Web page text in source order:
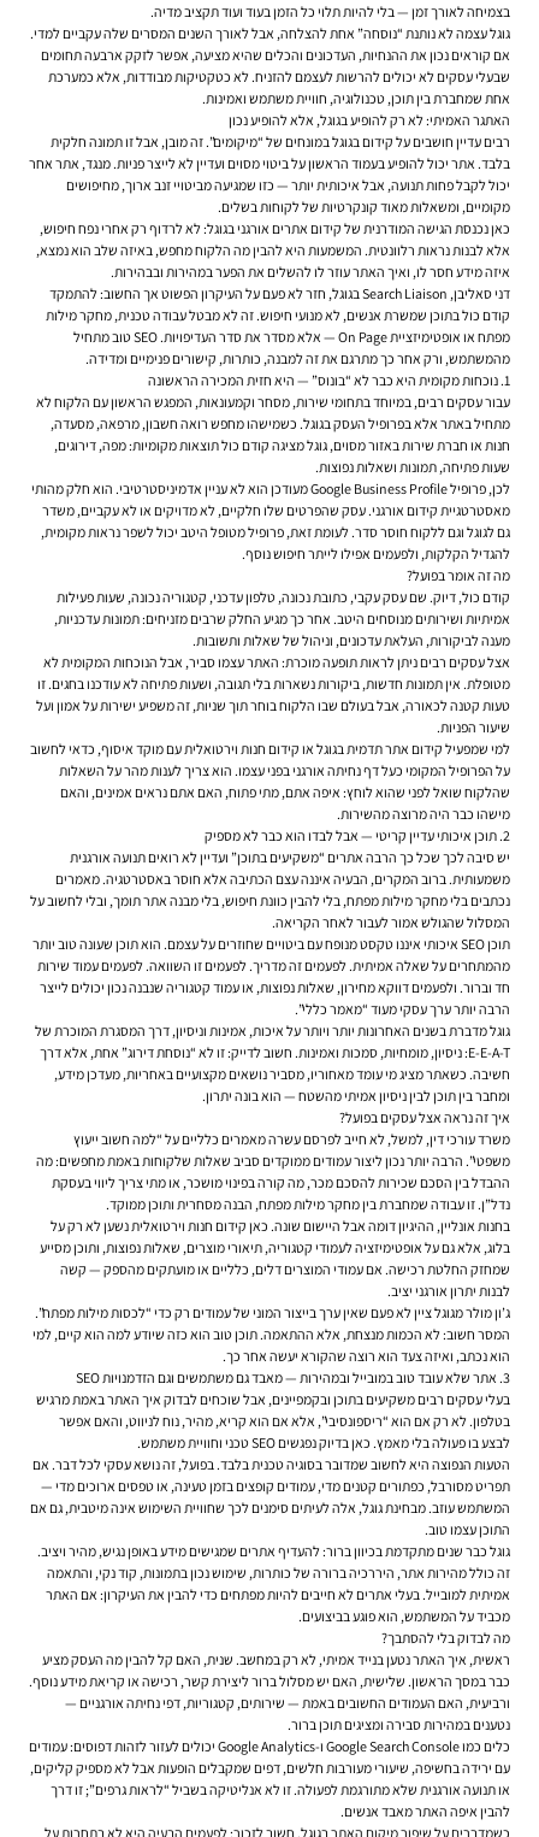
בצמיחה לאורך זמן — בלי להיות תלוי כל הזמן בעוד ועוד תקציב מדיה.
גוגל עצמה לא נותנת “נוסחה” אחת להצלחה, אבל לאורך השנים המסרים שלה עקביים למדי.
אם קוראים נכון את ההנחיות, העדכונים והכלים שהיא מציעה, אפשר לזקק ארבעה תחומים
שבעלי עסקים לא יכולים להרשות לעצמם להזניח. לא כטקטיקות מבודדות, אלא כמערכת
אחת שמחברת בין תוכן, טכנולוגיה, חוויית משתמש ואמינות.
האתגר האמיתי: לא רק להופיע בגוגל, אלא להופיע נכון
רבים עדיין חושבים על קידום בגוגל במונחים של “מיקומים”. זה מובן, אבל זו תמונה חלקית
בלבד. אתר יכול להופיע בעמוד הראשון על ביטוי מסוים ועדיין לא לייצר פניות. מנגד, אתר אחר
יכול לקבל פחות תנועה, אבל איכותית יותר — כזו שמגיעה מביטויי זנב ארוך, מחיפושים
מקומיים, ומשאלות מאוד קונקרטיות של לקוחות בשלים.
כאן נכנסת הגישה המודרנית של קידום אתרים אורגני בגוגל: לא לרדוף רק אחרי נפח חיפוש,
אלא לבנות נראות רלוונטית. המשמעות היא להבין מה הלקוח מחפש, באיזה שלב הוא נמצא,
איזה מידע חסר לו, ואיך האתר עוזר לו להשלים את הפער במהירות ובבהירות.
דני סאליבן, Search Liaison בגוגל, חזר לא פעם על העיקרון הפשוט אך החשוב: להתמקד
קודם כול בתוכן שמשרת אנשים, לא מנועי חיפוש. זה לא מבטל עבודה טכנית, מחקר מילות
מפתח או אופטימיזציית On Page — אלא מסדר את סדר העדיפויות. SEO טוב מתחיל
מהמשתמש, ורק אחר כך מתרגם את זה למבנה, כותרות, קישורים פנימיים ומדידה.
1. נוכחות מקומית היא כבר לא “בונוס” — היא חזית המכירה הראשונה
עבור עסקים רבים, במיוחד בתחומי שירות, מסחר וקמעונאות, המפגש הראשון עם הלקוח לא
מתחיל באתר אלא בפרופיל העסק בגוגל. כשמישהו מחפש רואה חשבון, מרפאה, מסעדה,
חנות או חברת שירות באזור מסוים, גוגל מציגה קודם כול תוצאות מקומיות: מפה, דירוגים,
שעות פתיחה, תמונות ושאלות נפוצות.
לכן, פרופיל Google Business Profile מעודכן הוא לא עניין אדמיניסטרטיבי. הוא חלק מהותי
מאסטרטגיית קידום אורגני. עסק שהפרטים שלו חלקיים, לא מדויקים או לא עקביים, משדר
גם לגוגל וגם ללקוח חוסר סדר. לעומת זאת, פרופיל מטופל היטב יכול לשפר נראות מקומית,
להגדיל הקלקות, ולפעמים אפילו לייתר חיפוש נוסף.
מה זה אומר בפועל?
קודם כול, דיוק. שם עסק עקבי, כתובת נכונה, טלפון עדכני, קטגוריה נכונה, שעות פעילות
אמיתיות ושירותים מנוסחים היטב. אחר כך מגיע החלק שרבים מזניחים: תמונות עדכניות,
מענה לביקורות, העלאת עדכונים, וניהול של שאלות ותשובות.
אצל עסקים רבים ניתן לראות תופעה מוכרת: האתר עצמו סביר, אבל הנוכחות המקומית לא
מטופלת. אין תמונות חדשות, ביקורות נשארות בלי תגובה, ושעות פתיחה לא עודכנו בחגים. זו
טעות קטנה לכאורה, אבל בעולם שבו הלקוח בוחר תוך שניות, זה משפיע ישירות על אמון ועל
שיעור הפניות.
למי שמפעיל קידום אתר תדמית בגוגל או קידום חנות וירטואלית עם מוקד איסוף, כדאי לחשוב
על הפרופיל המקומי כעל דף נחיתה אורגני בפני עצמו. הוא צריך לענות מהר על השאלות
שהלקוח שואל לפני שהוא לוחץ: איפה אתם, מתי פתוח, האם אתם נראים אמינים, והאם
מישהו כבר היה מרוצה מהשירות.
2. תוכן איכותי עדיין קריטי — אבל לבדו הוא כבר לא מספיק
יש סיבה לכך שכל כך הרבה אתרים “משקיעים בתוכן” ועדיין לא רואים תנועה אורגנית
משמעותית. ברוב המקרים, הבעיה איננה עצם הכתיבה אלא חוסר באסטרטגיה. מאמרים
נכתבים בלי מחקר מילות מפתח, בלי להבין כוונת חיפוש, בלי מבנה אתר תומך, ובלי לחשוב על
המסלול שהגולש אמור לעבור לאחר הקריאה.
תוכן SEO איכותי איננו טקסט מנופח עם ביטויים שחוזרים על עצמם. הוא תוכן שעונה טוב יותר
מהמתחרים על שאלה אמיתית. לפעמים זה מדריך. לפעמים זו השוואה. לפעמים עמוד שירות
חד וברור. ולפעמים דווקא מחירון, שאלות נפוצות, או עמוד קטגוריה שנבנה נכון יכולים לייצר
הרבה יותר ערך עסקי מעוד “מאמר כללי”.
גוגל מדברת בשנים האחרונות יותר ויותר על איכות, אמינות וניסיון, דרך המסגרת המוכרת של
E-E-A-T: ניסיון, מומחיות, סמכות ואמינות. חשוב לדייק: זו לא “נוסחת דירוג” אחת, אלא דרך
חשיבה. כשאתר מציג מי עומד מאחוריו, מסביר נושאים מקצועיים באחריות, מעדכן מידע,
ומחבר בין תוכן לבין ניסיון אמיתי מהשטח — הוא בונה יתרון.
איך זה נראה אצל עסקים בפועל?
משרד עורכי דין, למשל, לא חייב לפרסם עשרה מאמרים כלליים על “למה חשוב ייעוץ
משפטי”. הרבה יותר נכון ליצור עמודים ממוקדים סביב שאלות שלקוחות באמת מחפשים: מה
ההבדל בין הסכם שכירות להסכם מכר, מה קורה בפינוי מושכר, או מתי צריך ליווי בעסקת
נדל”ן. זו עבודה שמחברת בין מחקר מילות מפתח, הבנה מסחרית ותוכן ממוקד.
בחנות אונליין, ההיגיון דומה אבל היישום שונה. כאן קידום חנות וירטואלית נשען לא רק על
בלוג, אלא גם על אופטימיזציה לעמודי קטגוריה, תיאורי מוצרים, שאלות נפוצות, ותוכן מסייע
שמחזק החלטת רכישה. אם עמודי המוצרים דלים, כלליים או מועתקים מהספק — קשה
לבנות יתרון אורגני יציב.
ג’ון מולר מגוגל ציין לא פעם שאין ערך בייצור המוני של עמודים רק כדי “לכסות מילות מפתח”.
המסר חשוב: לא הכמות מנצחת, אלא ההתאמה. תוכן טוב הוא כזה שיודע למה הוא קיים, למי
הוא נכתב, ואיזה צעד הוא רוצה שהקורא יעשה אחר כך.
3. אתר שלא עובד טוב במובייל ובמהירות — מאבד גם משתמשים וגם הזדמנויות SEO
בעלי עסקים רבים משקיעים בתוכן ובקמפיינים, אבל שוכחים לבדוק איך האתר באמת מרגיש
בטלפון. לא רק אם הוא “ריספונסיבי”, אלא אם הוא קריא, מהיר, נוח לניווט, והאם אפשר
לבצע בו פעולה בלי מאמץ. כאן בדיוק נפגשים SEO טכני וחוויית משתמש.
הטעות הנפוצה היא לחשוב שמדובר בסוגיה טכנית בלבד. בפועל, זה נושא עסקי לכל דבר. אם
תפריט מסורבל, כפתורים קטנים מדי, עמודים קופצים בזמן טעינה, או טפסים ארוכים מדי —
המשתמש עוזב. מבחינת גוגל, אלה לעיתים סימנים לכך שחוויית השימוש אינה מיטבית, גם אם
התוכן עצמו טוב.
גוגל כבר שנים מתקדמת בכיוון ברור: להעדיף אתרים שמגישים מידע באופן נגיש, מהיר ויציב.
זה כולל מהירות אתר, היררכיה ברורה של כותרות, שימוש נכון בתמונות, קוד נקי, והתאמה
אמיתית למובייל. בעלי אתרים לא חייבים להיות מפתחים כדי להבין את העיקרון: אם האתר
מכביד על המשתמש, הוא פוגע בביצועים.
מה לבדוק בלי להסתבך?
ראשית, איך האתר נטען בנייד אמיתי, לא רק במחשב. שנית, האם קל להבין מה העסק מציע
כבר במסך הראשון. שלישית, האם יש מסלול ברור ליצירת קשר, רכישה או קריאת מידע נוסף.
ורביעית, האם העמודים החשובים באמת — שירותים, קטגוריות, דפי נחיתה אורגניים —
נטענים במהירות סבירה ומציגים תוכן ברור.
כלים כמו Google Search Console ו-Google Analytics יכולים לעזור לזהות דפוסים: עמודים
עם ירידה בחשיפה, שיעורי מעורבות חלשים, דפים שמקבלים הופעות אבל לא מספיק קליקים,
או תנועה אורגנית שלא מתורגמת לפעולה. זו לא אנליטיקה בשביל “לראות גרפים”; זו דרך
להבין איפה האתר מאבד אנשים.
כשמדברים על שיפור מיקום האתר בגוגל, חשוב לזכור: לפעמים הבעיה היא לא בתחרות על